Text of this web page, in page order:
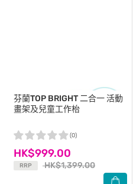
芬蘭TOP BRIGHT二合一 活動
畫架及兒童工作枱
HK$999.00
RRP HK$1,399.00
(0)